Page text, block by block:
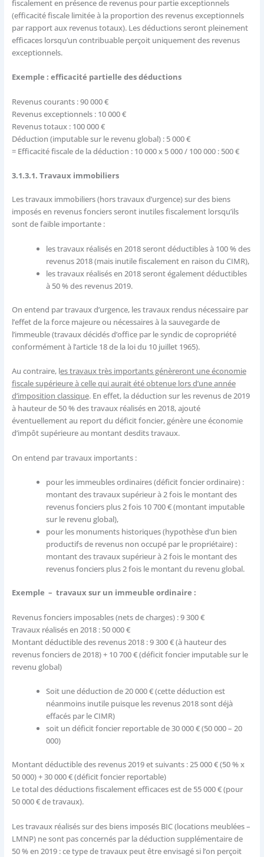
fiscalement en présence de revenus pour partie exceptionnels
(efficacité fiscale limitée à la proportion des revenus exceptionnels
par rapport aux revenus totaux). Les déductions seront pleinement
efficaces lorsqu’un contribuable perçoit uniquement des revenus
exceptionnels.
Exemple : efficacité partielle des déductions
Revenus courants : 90 000 €
Revenus exceptionnels : 10 000 €
Revenus totaux : 100 000 €
Déduction (imputable sur le revenu global) : 5 000 €
= Efficacité fiscale de la déduction : 10 000 x 5 000 / 100 000 : 500 €
3.1.3.1. Travaux immobiliers
Les travaux immobiliers (hors travaux d’urgence) sur des biens
imposés en revenus fonciers seront inutiles fiscalement lorsqu’ils
sont de faible importante :
les travaux réalisés en 2018 seront déductibles à 100 % des
revenus 2018 (mais inutile fiscalement en raison du CIMR),
les travaux réalisés en 2018 seront également déductibles
à 50 % des revenus 2019.
On entend par travaux d’urgence, les travaux rendus nécessaire par
l’effet de la force majeure ou nécessaires à la sauvegarde de
l’immeuble (travaux décidés d’office par le syndic de copropriété
conformément à l’article 18 de la loi du 10 juillet 1965).
Au contraire, les travaux très importants génèreront une économie
fiscale supérieure à celle qui aurait été obtenue lors d’une année
d’imposition classique. En effet, la déduction sur les revenus de 2019
à hauteur de 50 % des travaux réalisés en 2018, ajouté
éventuellement au report du déficit foncier, génère une économie
d’impôt supérieure au montant desdits travaux.
On entend par travaux importants :
pour les immeubles ordinaires (déficit foncier ordinaire) :
montant des travaux supérieur à 2 fois le montant des
revenus fonciers plus 2 fois 10 700 € (montant imputable
sur le revenu global),
pour les monuments historiques (hypothèse d’un bien
productifs de revenus non occupé par le propriétaire) :
montant des travaux supérieur à 2 fois le montant des
revenus fonciers plus 2 fois le montant du revenu global.
Exemple – travaux sur un immeuble ordinaire :
Revenus fonciers imposables (nets de charges) : 9 300 €
Travaux réalisés en 2018 : 50 000 €
Montant déductible des revenus 2018 : 9 300 € (à hauteur des
revenus fonciers de 2018) + 10 700 € (déficit foncier imputable sur le
revenu global)
Soit une déduction de 20 000 € (cette déduction est
néanmoins inutile puisque les revenus 2018 sont déjà
effacés par le CIMR)
soit un déficit foncier reportable de 30 000 € (50 000 – 20
000)
Montant déductible des revenus 2019 et suivants : 25 000 € (50 % x
50 000) + 30 000 € (déficit foncier reportable)
Le total des déductions fiscalement efficaces est de 55 000 € (pour
50 000 € de travaux).
Les travaux réalisés sur des biens imposés BIC (locations meublées –
LMNP) ne sont pas concernés par la déduction supplémentaire de
50 % en 2019 : ce type de travaux peut être envisagé si l’on perçoit